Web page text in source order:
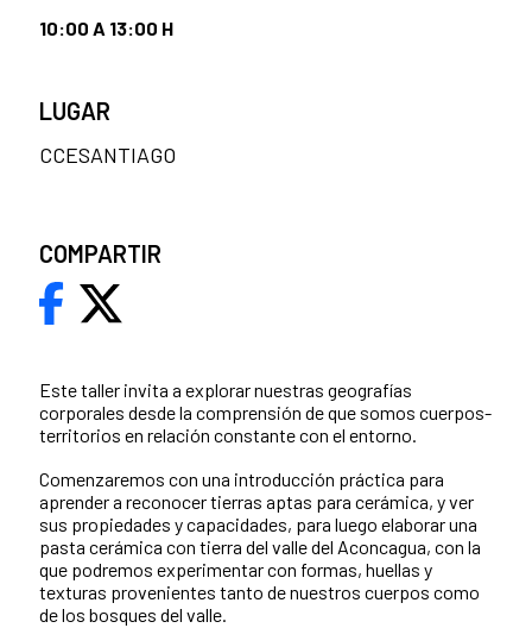
Este taller invita a explorar nuestras geografías
corporales desde la comprensión de que somos cuerpos-
territorios en relación constante con el entorno.
Comenzaremos con una introducción práctica para
aprender a reconocer tierras aptas para cerámica, y ver
sus propiedades y capacidades, para luego elaborar una
pasta cerámica con tierra del valle del Aconcagua, con la
que podremos experimentar con formas, huellas y
texturas provenientes tanto de nuestros cuerpos como
de los bosques del valle.
10:00 A 13:00 H
LUGAR
CCESANTIAGO
COMPARTIR